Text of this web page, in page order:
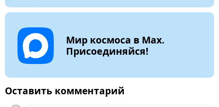
Мир космоса в Max.
Присоединяйся!
Оставить комментарий